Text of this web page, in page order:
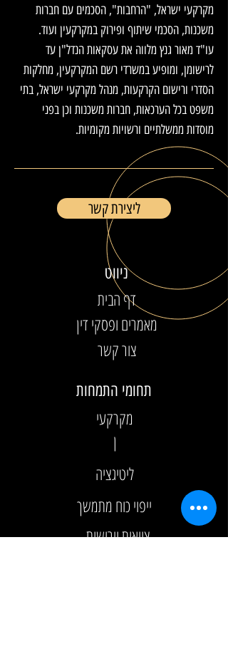
מקרקעי ישראל, "הרחבות", הסכמים עם חברות
משכנות, הסכמי שיתוף ופירוק במקרקעין ועוד.
עו"ד מאור גנץ מלווה את עסקאות הנדל"ן עד
לרישומן, ומופיע במשרדי רשם המקרקעין, מחלקות
הסדרי ורישום הקרקעות, מנהל מקרקעי ישראל, בתי
משפט בכל הערכאות, חברות משכנות וכן בפני
מוסדות ממשלתיים ורשויות מקומיות.
ליצירת קשר
ניווט
דף הבית
מאמרים ופסקי דין
צור קשר
תחומי התמחות
מקרקעי
ן
ליטיגציה
ייפוי כוח מתמשך
צוואות וירושות